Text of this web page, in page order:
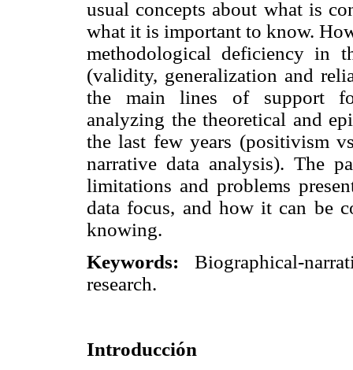
usual concepts about what is
what it is important to know.
methodological deficiency in
(validity, generalization and
the main lines of support
analyzing the theoretical and
the last few years (positivism
narrative data analysis). The
limitations and problems
data focus, and how it can be
knowing.
Keywords: Biographical-
research.
Introducción